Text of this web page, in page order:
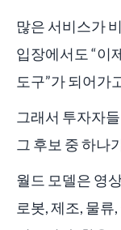
많은 서비스가
입장에서도 “이
도구”가 되어가
그래서 투자자
그 후보 중 하나
월드 모델은 영
로봇, 제조, 물